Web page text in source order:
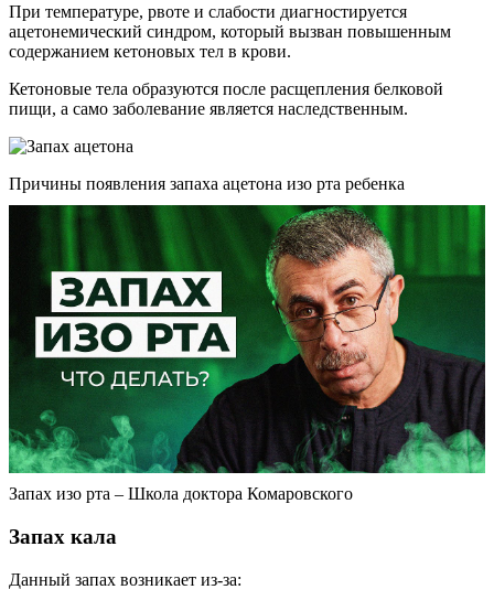
При температуре, рвоте и слабости диагностируется
ацетонемический синдром, который вызван повышенным
содержанием кетоновых тел в крови.
Кетоновые тела образуются после расщепления белковой
пищи, а само заболевание является наследственным.
Причины появления запаха ацетона изо рта ребенка
Запах изо рта – Школа доктора Комаровского
Запах кала
Данный запах возникает из-за: